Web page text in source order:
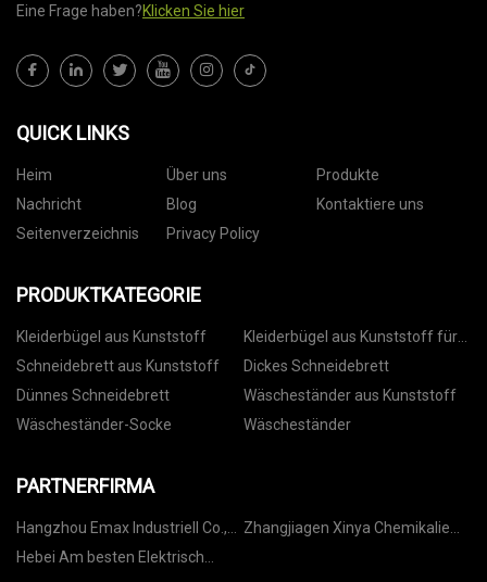
Eine Frage haben?Klicken Sie hier
QUICK LINKS
Heim Über uns
Produkte
Nachricht
Blog
Kontaktiere uns
Seitenverzeichnis
Privacy Policy
PRODUKTKATEGORIE
Kleiderbügel aus Kunststoff
Kleiderbügel aus Kunststoff für
Hosen
Schneidebrett aus Kunststoff
Dickes Schneidebrett
Dünnes Schneidebrett
Wäscheständer aus Kunststoff
Wäscheständer-Socke
Wäscheständer
PARTNERFIRMA
Hangzhou Emax Industriell Co.,
GmbH
Zhangjiagen Xinya Chemikalie
Hebei Am besten Elektrisch